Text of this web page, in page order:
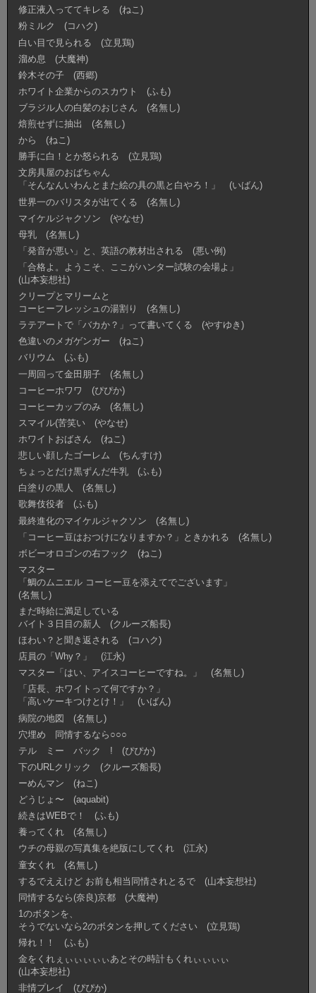
修正液入っててキレる (ねこ)
粉ミルク (コハク)
白い目で見られる (立見鶏)
溜め息 (大魔神)
鈴木その子 (西郷)
ホワイト企業からのスカウト (ふも)
ブラジル人の白髪のおじさん (名無し)
焙煎せずに抽出 (名無し)
から (ねこ)
勝手に白！とか怒られる (立見鶏)
文房具屋のおばちゃん
「そんなんいわんとまた絵の具の黒と白やろ！」 (いばん)
世界一のバリスタが出てくる (名無し)
マイケルジャクソン (やなせ)
母乳 (名無し)
「発音が悪い」と、英語の教材出される (悪い例)
「合格よ。ようこそ、ここがハンター試験の会場よ」
(山本妄想社)
クリープとマリームと
コーヒーフレッシュの湯割り (名無し)
ラテアートで「バカか？」って書いてくる (やすゆき)
色違いのメガゲンガー (ねこ)
バリウム (ふも)
一周回って金田朋子 (名無し)
コーヒーホワワ (ぴぴか)
コーヒーカップのみ (名無し)
スマイル(苦笑い (やなせ)
ホワイトおばさん (ねこ)
悲しい顔したゴーレム (ちんすけ)
ちょっとだけ黒ずんだ牛乳 (ふも)
白塗りの黒人 (名無し)
歌舞伎役者 (ふも)
最終進化のマイケルジャクソン (名無し)
「コーヒー豆はおつけになりますか？」ときかれる (名無し)
ボビーオロゴンの右フック (ねこ)
マスター
「鯛のムニエル コーヒー豆を添えてでございます」
(名無し)
まだ時給に満足している
バイト３日目の新人 (クルーズ船長)
ほわい？と聞き返される (コハク)
店員の「Why？」 (江永)
マスター「はい、アイスコーヒーですね。」 (名無し)
「店長、ホワイトって何ですか？」
「高いケーキつけとけ！」 (いばん)
病院の地図 (名無し)
穴埋め 同情するなら○○○
テル ミー バック ! (ぴぴか)
下のURLクリック (クルーズ船長)
ーめんマン (ねこ)
どうじょ〜 (aquabit)
続きはWEBで！ (ふも)
養ってくれ (名無し)
ウチの母親の写真集を絶版にしてくれ (江永)
童女くれ (名無し)
するでええけど お前も相当同情されとるで (山本妄想社)
同情するなら(奈良)京都 (大魔神)
1のボタンを、
そうでないなら2のボタンを押してください (立見鶏)
帰れ！！ (ふも)
金をくれぇぃぃぃぃぃあとその時計もくれぃぃぃぃ
(山本妄想社)
非情プレイ (ぴぴか)